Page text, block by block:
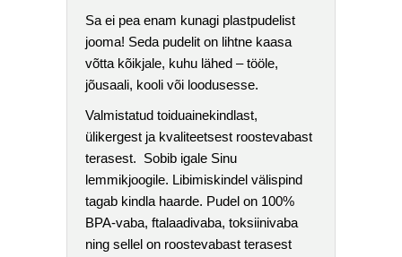
Sa ei pea enam kunagi plastpudelist
jooma! Seda pudelit on lihtne kaasa
võtta kõikjale, kuhu lähed – tööle,
jõusaali, kooli või loodusesse.
Valmistatud toiduainekindlast,
ülikergest ja kvaliteetsest roostevabast
terasest. Sobib igale Sinu
lemmikjoogile. Libimiskindel välispind
tagab kindla haarde. Pudel on 100%
BPA-vaba, ftalaadivaba, toksiinivaba
ning sellel on roostevabast terasest